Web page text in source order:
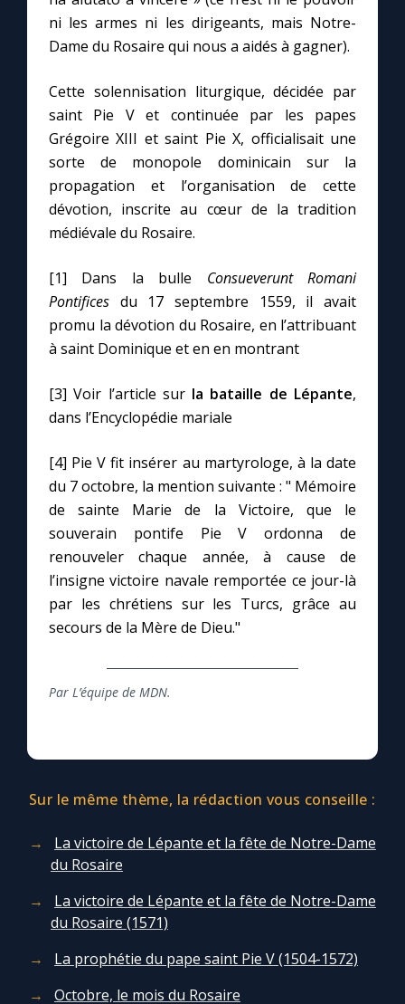
ni les armes ni les dirigeants, mais Notre-
Dame du Rosaire qui nous a aidés à gagner).
Cette solennisation liturgique, décidée par
saint Pie V et continuée par les papes
Grégoire XIII et saint Pie X, officialisait une
sorte de monopole dominicain sur la
propagation et l’organisation de cette
dévotion, inscrite au cœur de la tradition
médiévale du Rosaire.
[1] Dans la bulle Consueverunt Romani
Pontifices du 17 septembre 1559, il avait
promu la dévotion du Rosaire, en l’attribuant
à saint Dominique et en en montrant
[3] Voir l’article sur la bataille de Lépante,
dans l’Encyclopédie mariale
[4] Pie V fit insérer au martyrologe, à la date
du 7 octobre, la mention suivante : " Mémoire
de sainte Marie de la Victoire, que le
souverain pontife Pie V ordonna de
renouveler chaque année, à cause de
l’insigne victoire navale remportée ce jour-là
par les chrétiens sur les Turcs, grâce au
secours de la Mère de Dieu."
Par L’équipe de MDN.
Sur le même thème, la rédaction vous conseille :
La victoire de Lépante et la fête de Notre-Dame
du Rosaire
La victoire de Lépante et la fête de Notre-Dame
du Rosaire (1571)
La prophétie du pape saint Pie V (1504-1572)
Octobre, le mois du Rosaire